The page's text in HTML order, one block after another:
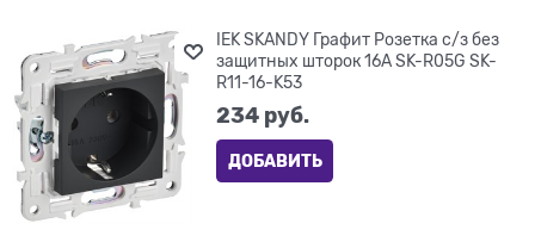
IEK SKANDY Графит Розетка с/з без
защитных шторок 16А SK-R05G SK-
R11-16-K53
234 руб.
ДОБАВИТЬ